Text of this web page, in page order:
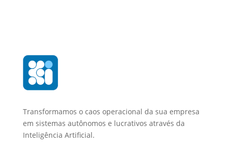
Transformamos o caos operacional da sua empresa
em sistemas autônomos e lucrativos através da
Inteligência Artificial.